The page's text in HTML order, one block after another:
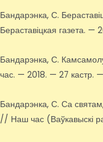
Бандарэнка, С.
Бераставіцкая газета. —
Бандарэнка, С.
час. — 2018. — 27 кастр.
Бандарэнка, С. Са
// Наш час (Ваўкавыскі